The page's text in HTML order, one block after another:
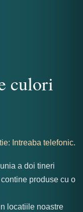
culori
Intreaba telefonic.
a doi tineri
produse cu o
locatiile noastre